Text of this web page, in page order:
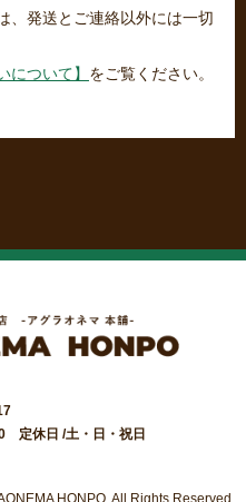
、発送とご連絡以外には一切
について】 をご覧ください。
定休日 /土・日・祝日